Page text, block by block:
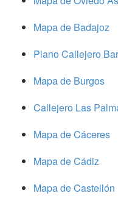
Mapa de Badajoz
Plano Callejero
Mapa de Burgos
Callejero Las
Mapa de Cáceres
Mapa de Cádiz
Mapa de Castellón